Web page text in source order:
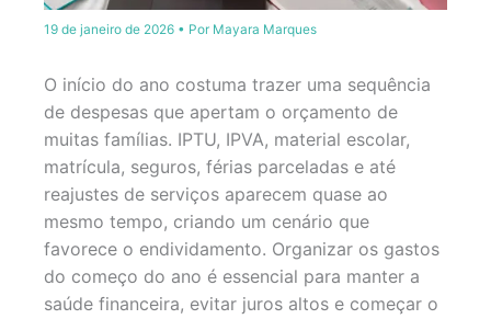
19 de janeiro de 2026 • Por Mayara Marques
O início do ano costuma trazer uma sequência
de despesas que apertam o orçamento de
muitas famílias. IPTU, IPVA, material escolar,
matrícula, seguros, férias parceladas e até
reajustes de serviços aparecem quase ao
mesmo tempo, criando um cenário que
favorece o endividamento. Organizar os gastos
do começo do ano é essencial para manter a
saúde financeira, evitar juros altos e começar o